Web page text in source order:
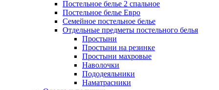
Постельное белье 2 спальное
Постельное белье Евро
Семейное постельное белье
Отдельные предметы постельного белья
Простыни
Простыни на резинке
Простыни махровые
Наволочки
Пододеяльники
Наматрасники